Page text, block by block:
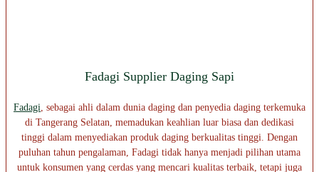
Fadagi Supplier Daging Sapi
Fadagi , sebagai ahli dalam dunia daging dan penyedia daging terkemuka
di Tangerang Selatan, memadukan keahlian luar biasa dan dedikasi
tinggi dalam menyediakan produk daging berkualitas tinggi. Dengan
puluhan tahun pengalaman, Fadagi tidak hanya menjadi pilihan utama
untuk konsumen yang cerdas yang mencari kualitas terbaik, tetapi juga